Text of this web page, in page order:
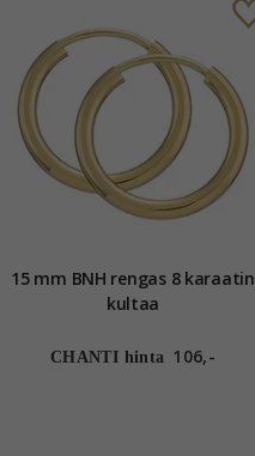
15 mm BNH rengas 8 karaatin
kultaa
CHANTI hinta 106,-